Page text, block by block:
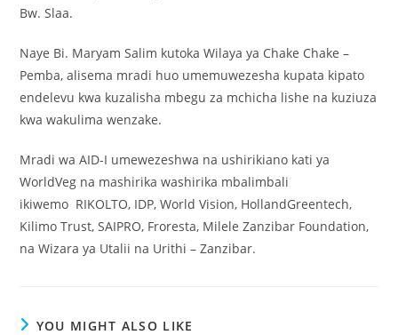
Bw. Slaa.
Naye Bi. Maryam Salim kutoka Wilaya ya Chake Chake –
Pemba, alisema mradi huo umemuwezesha kupata kipato
endelevu kwa kuzalisha mbegu za mchicha lishe na kuziuza
kwa wakulima wenzake.
Mradi wa AID-I umewezeshwa na ushirikiano kati ya
WorldVeg na mashirika washirika mbalimbali
ikiwemo RIKOLTO, IDP, World Vision, HollandGreentech,
Kilimo Trust, SAIPRO, Froresta, Milele Zanzibar Foundation,
na Wizara ya Utalii na Urithi – Zanzibar.
YOU MIGHT ALSO LIKE